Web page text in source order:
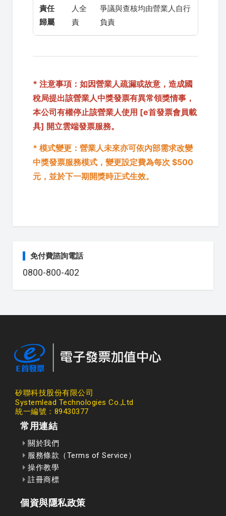
責任
歸屬
人全
責
爭議與查核均由營業人自行
負責
* 注意事項：如因營業人疏漏或故意，造成國
稅局提出該營業人中獎發票有異常領獎情事，
本公司有權停止該營業人使用 [e首發票會員載
具] 開立雲端發票服務。
* 模式變更：營業人未來亦可依內部需求改變
中獎發票服務模式，變更設定費為每次 $500
元，並於下一期開獎時正式生效。
免付費諮詢電話
0800-800-402
矽聯科技股份有限公司
Systemlead Technologies Co.,Ltd
統一編號：89430377
常用連結
關於我們
服務條款（Terms of Service）
操作教學
註冊商標
個資與隱私政策